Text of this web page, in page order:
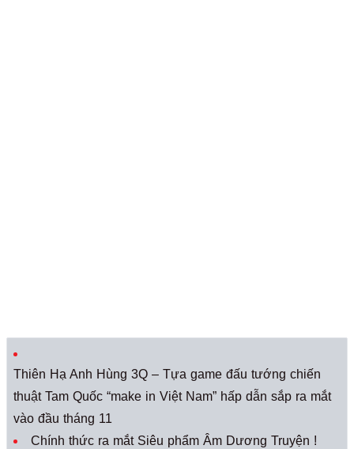
Thiên Hạ Anh Hùng 3Q – Tựa game đấu tướng chiến
thuật Tam Quốc “make in Việt Nam” hấp dẫn sắp ra mắt
vào đầu tháng 11
Chính thức ra mắt Siêu phẩm Âm Dương Truyện !